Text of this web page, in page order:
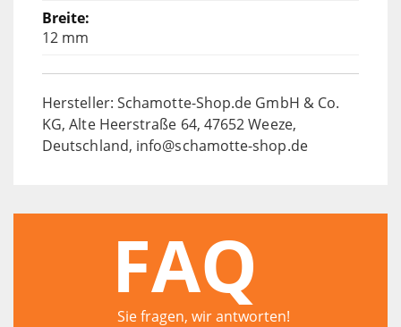
12 mm
Hersteller: Schamotte-Shop.de GmbH & Co.
KG, Alte Heerstraße 64, 47652 Weeze,
Deutschland, info@schamotte-shop.de
FAQ
Sie fragen, wir antworten!